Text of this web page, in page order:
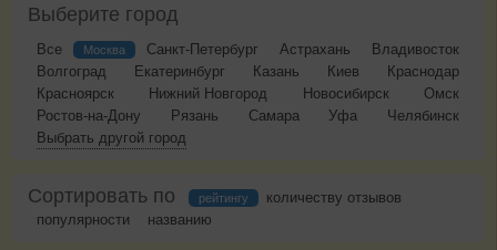
Выберите город
Все Москва Санкт-Петербург Астрахань
Владивосток
Волгоград
Екатеринбург Казань Киев
Краснодар
Красноярск
Нижний Новгород Новосибирск
Омск
Ростов-на-Дону
Рязань Самара Уфа
Челябинск
Выбрать другой город
Сортировать по рейтингу
количеству отзывов
популярности
названию